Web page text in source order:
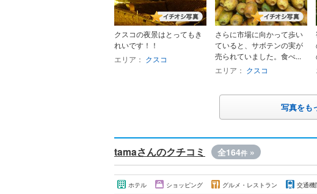
クスコの夜景はとってもき
れいです！！
エリア： クスコ
さらに市場に向かって歩い
ていると、サボテンの実が
売られていました。食べ...
エリア： クスコ
写真をも
tamaさんのクチコミ 全164件 »
ホテル ショッピング グルメ・レストラン 交通機